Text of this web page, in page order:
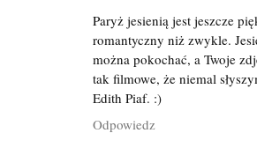
Paryż jesienią jest jeszcze
romantyczny niż zwykle.
można pokochać, a Twoje
tak filmowe, że niemal
Edith Piaf. :)
Odpowiedz